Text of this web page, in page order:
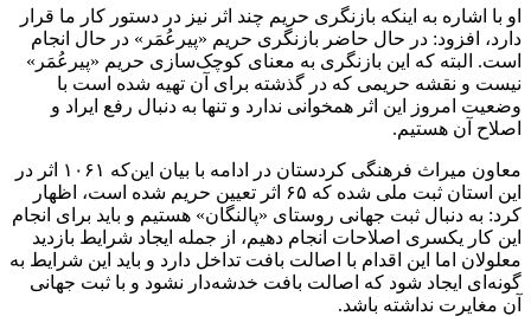
او با اشاره به اینکه بازنگری حریم چند اثر نیز در دستور کار ما قرار
دارد، افزود: در حال حاضر بازنگری حریم «پیرعُمَر» در حال انجام
است. البته که این بازنگری به معنای کوچک‌سازی حریم «پیرعُمَر»
نیست و نقشه حریمی که در گذشته برای آن تهیه شده است با
وضعیت امروز این اثر همخوانی ندارد و تنها به دنبال رفع ایراد و
اصلاح آن هستیم.
معاون میراث فرهنگی کردستان در ادامه با بیان این‌که ١٠۶١ اثر در
این استان ثبت ملی شده‌ که ۶۵ اثر تعیین حریم شده‌ است، اظهار
کرد: به دنبال ثبت جهانی روستای «پالنگان» هستیم و باید برای انجام
این کار یکسری اصلاحات انجام دهیم، از جمله ایجاد شرایط بازدید
معلولان اما این اقدام با اصالت بافت تداخل دارد و باید این شرایط به
گونه‌ای ایجاد شود که اصالت بافت خدشه‌دار نشود و با ثبت جهانی
آن مغایرت نداشته باشد.